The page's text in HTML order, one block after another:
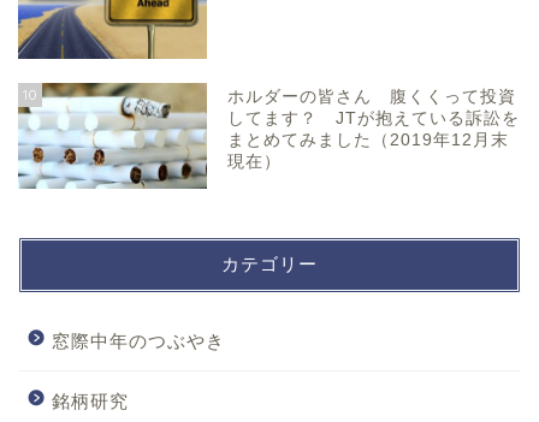
10
ホルダーの皆さん 腹くくって投資
してます？ JTが抱えている訴訟を
まとめてみました（2019年12月末
現在）
カテゴリー
窓際中年のつぶやき
銘柄研究